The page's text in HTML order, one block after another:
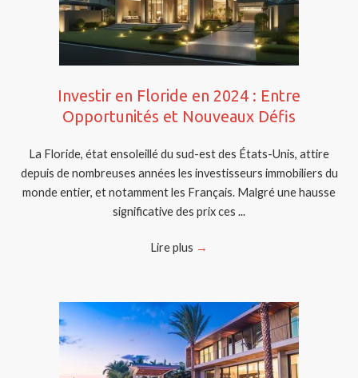
Investir en Floride en 2024 : Entre
Opportunités et Nouveaux Défis
La Floride, état ensoleillé du sud-est des États-Unis, attire
depuis de nombreuses années les investisseurs immobiliers du
monde entier, et notamment les Français. Malgré une hausse
significative des prix ces ...
Lire plus →